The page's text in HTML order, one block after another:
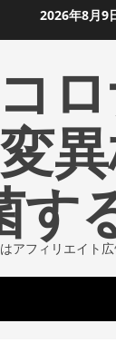
2026年8月9
す
アフィリエイト